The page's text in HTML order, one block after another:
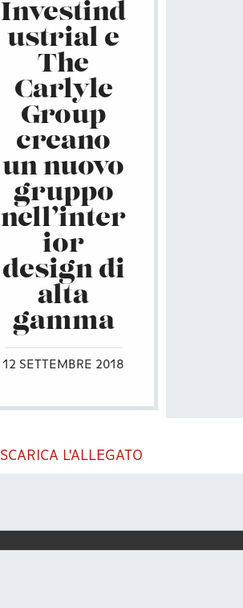
Investind
ustrial e
The
Carlyle
Group
creano
un nuovo
gruppo
nell’inter
ior
design di
alta
gamma
12 SETTEMBRE 2018
SCARICA L'ALLEGATO